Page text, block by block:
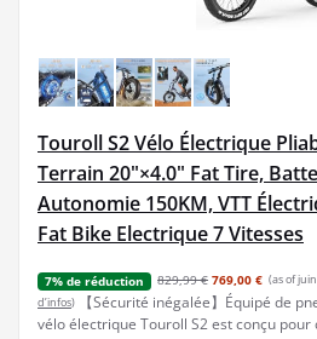
Touroll S2 Vélo Électrique
Terrain 20"×4.0" Fat Tire,
Autonomie 150KM, VTT
Fat Bike Electrique 7 Vitesses
7% de réduction 829,99 € 769,00 € (as of
d’infos)
【Sécurité inégalée】Équipé de
vélo électrique Touroll S2 est conçu